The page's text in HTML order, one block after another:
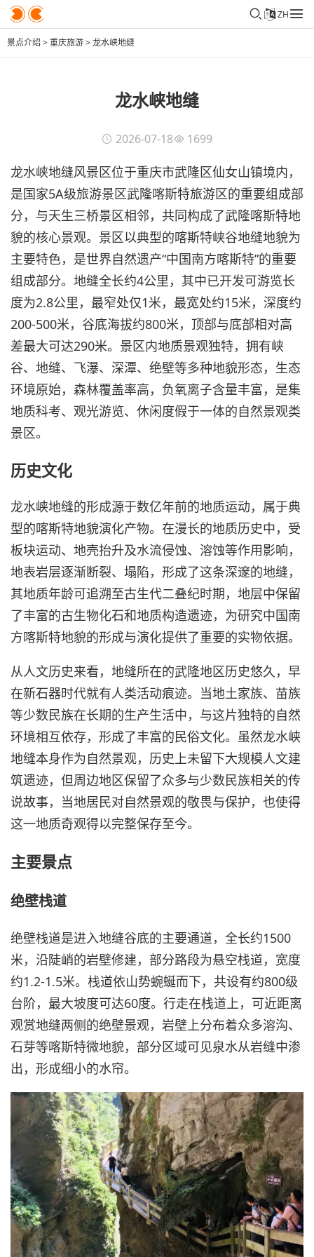
ZH
景点介绍 >重庆旅游>龙水峡地缝
龙水峡地缝
2026-07-18 1699
龙水峡地缝风景区位于重庆市武隆区仙女山镇境内，
是国家5A级旅游景区武隆喀斯特旅游区的重要组成部
分，与天生三桥景区相邻，共同构成了武隆喀斯特地
貌的核心景观。景区以典型的喀斯特峡谷地缝地貌为
主要特色，是世界自然遗产“中国南方喀斯特”的重要
组成部分。地缝全长约4公里，其中已开发可游览长
度为2.8公里，最窄处仅1米，最宽处约15米，深度约
200-500米，谷底海拔约800米，顶部与底部相对高
差最大可达290米。景区内地质景观独特，拥有峡
谷、地缝、飞瀑、深潭、绝壁等多种地貌形态，生态
环境原始，森林覆盖率高，负氧离子含量丰富，是集
地质科考、观光游览、休闲度假于一体的自然景观类
景区。
历史文化
龙水峡地缝的形成源于数亿年前的地质运动，属于典
型的喀斯特地貌演化产物。在漫长的地质历史中，受
板块运动、地壳抬升及水流侵蚀、溶蚀等作用影响，
地表岩层逐渐断裂、塌陷，形成了这条深邃的地缝，
其地质年龄可追溯至古生代二叠纪时期，地层中保留
了丰富的古生物化石和地质构造遗迹，为研究中国南
方喀斯特地貌的形成与演化提供了重要的实物依据。
从人文历史来看，地缝所在的武隆地区历史悠久，早
在新石器时代就有人类活动痕迹。当地土家族、苗族
等少数民族在长期的生产生活中，与这片独特的自然
环境相互依存，形成了丰富的民俗文化。虽然龙水峡
地缝本身作为自然景观，历史上未留下大规模人文建
筑遗迹，但周边地区保留了众多与少数民族相关的传
说故事，当地居民对自然景观的敬畏与保护，也使得
这一地质奇观得以完整保存至今。
主要景点
绝壁栈道
绝壁栈道是进入地缝谷底的主要通道，全长约1500
米，沿陡峭的岩壁修建，部分路段为悬空栈道，宽度
约1.2-1.5米。栈道依山势蜿蜒而下，共设有约800级
台阶，最大坡度可达60度。行走在栈道上，可近距离
观赏地缝两侧的绝壁景观，岩壁上分布着众多溶沟、
石芽等喀斯特微地貌，部分区域可见泉水从岩缝中渗
出，形成细小的水帘。